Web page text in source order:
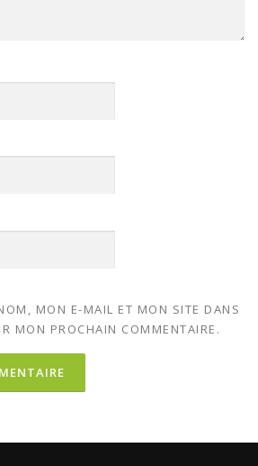
MON E-MAIL ET MON SITE DANS
MON PROCHAIN COMMENTAIRE.